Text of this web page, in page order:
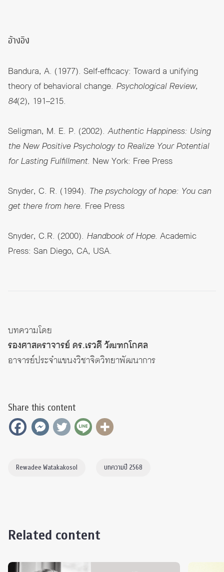
อ้างอิง
Bandura, A. (1977). Self-efficacy: Toward a unifying
theory of behavioral change. Psychological Review,
84(2), 191–215.
Seligman, M. E. P. (2002). Authentic Happiness: Using
the New Positive Psychology to Realize Your Potential
for Lasting Fulfillment. New York: Free Press
Snyder, C. R. (1994). The psychology of hope: You can
get there from here. Free Press
Snyder, C.R. (2000). Handbook of Hope. Academic
Press: San Diego, CA, USA.
บทความโดย
รองศาสตราจารย์ ดร.เรวดี วัฒฑกโกศล
อาจารย์ประจำแขนงวิชาจิตวิทยาพัฒนาการ
Share this content
Rewadee Watakakosol บทความปี 2568
Related content